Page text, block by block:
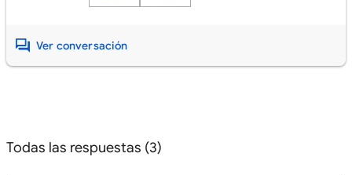
Ver conversación
Todas las respuestas (3)